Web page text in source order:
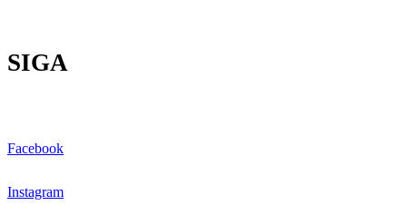
SIGA
Facebook
Instagram